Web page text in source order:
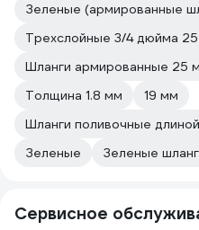
Зеленые (армированные
Трехслойные 3/4 дюйма
Шланги армированные 25
Толщина 1.8 мм
19 мм
Шланги поливочные
Зеленые
Зеленые
Сервисное